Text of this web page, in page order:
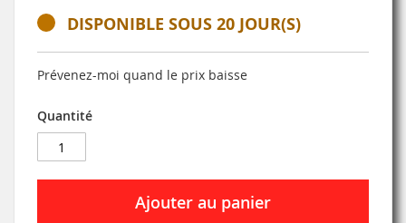
DISPONIBLE SOUS 20 JOUR(S)
Prévenez-moi quand le prix baisse
Quantité
Ajouter au panier